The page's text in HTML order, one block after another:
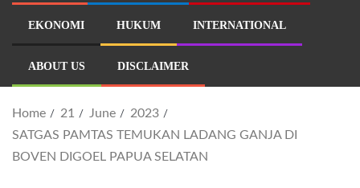
EKONOMI HUKUM INTERNATIONAL
ABOUT US DISCLAIMER
Home 21 June
2023
SATGAS PAMTAS TEMUKAN LADANG GANJA DI
BOVEN DIGOEL PAPUA SELATAN